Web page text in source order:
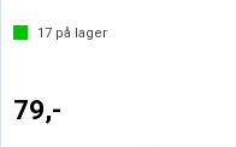
17 på lager
79,-